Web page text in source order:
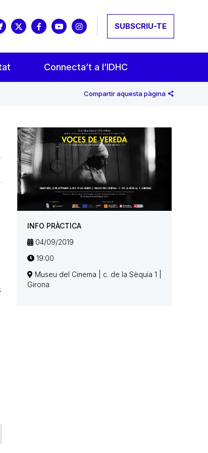
SUBSCRIU-TE
Connecta’t a l’IDHC
Compartir aquesta pàgina
INFO PRÀCTICA
04/09/2019
19:00
Museu del Cinema | c. de la Sèquia 1 |
Girona